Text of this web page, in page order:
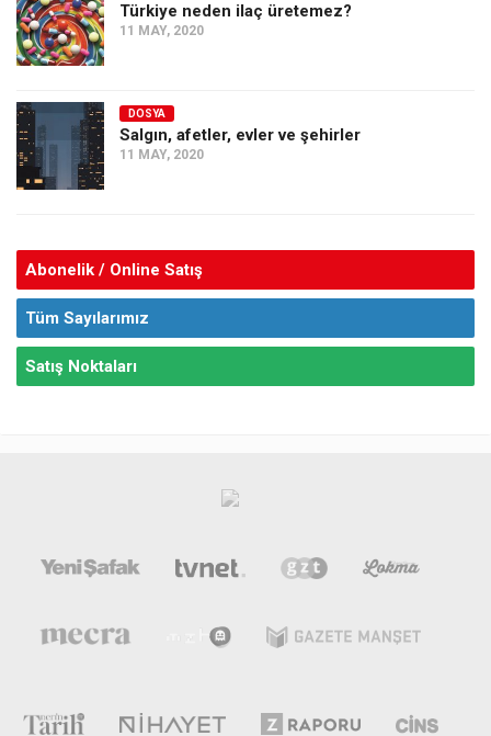
Türkiye neden ilaç üretemez?
11 MAY, 2020
DOSYA
Salgın, afetler, evler ve şehirler
11 MAY, 2020
Abonelik / Online Satış
Tüm Sayılarımız
Satış Noktaları